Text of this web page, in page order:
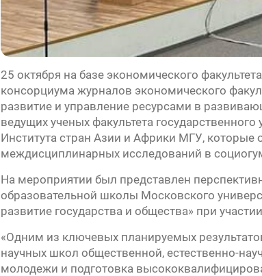
25 октября на базе экономического
консорциума журналов экономического
развитие и управление ресурсами в
ведущих ученых факультета
Института стран Азии и Африки МГУ,
междисциплинарных исследований в
На мероприятии был представлен
образовательной школы Московского
развитие государства и общества» при
«Одним из ключевых планируемых
научных школ общественной, естественно-
молодежи и подготовка